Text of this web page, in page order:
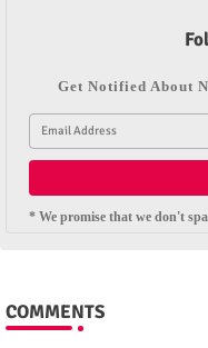
Get Notified About
* We promise that we don't
COMMENTS